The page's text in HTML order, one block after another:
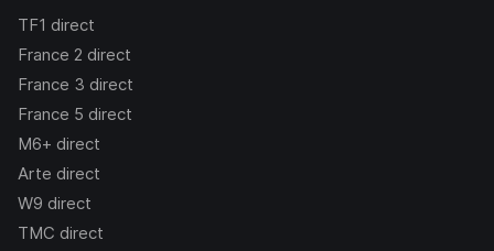
TF1 direct
France 2 direct
France 3 direct
France 5 direct
M6+ direct
Arte direct
W9 direct
TMC direct